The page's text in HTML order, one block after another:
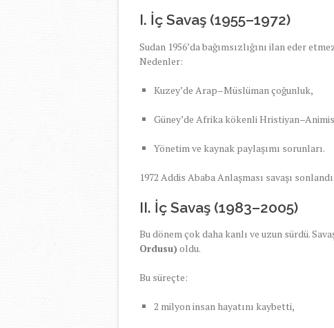
I. İç Savaş (1955–1972)
Sudan 1956’da bağımsızlığını ilan eder
Nedenler:
Kuzey’de Arap–Müslüman çoğunluk,
Güney’de Afrika kökenli
Yönetim ve kaynak paylaşımı sorunları.
1972 Addis Ababa Anlaşması savaşı
II. İç Savaş (1983–2005)
Bu dönem çok daha kanlı ve uzun sürdü.
Ordusu) oldu.
Bu süreçte:
2 milyon insan hayatını kaybetti,